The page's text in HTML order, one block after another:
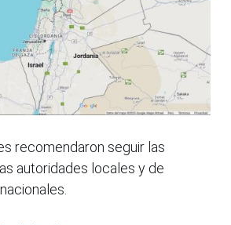
recomendaron seguir las
autoridades locales y de